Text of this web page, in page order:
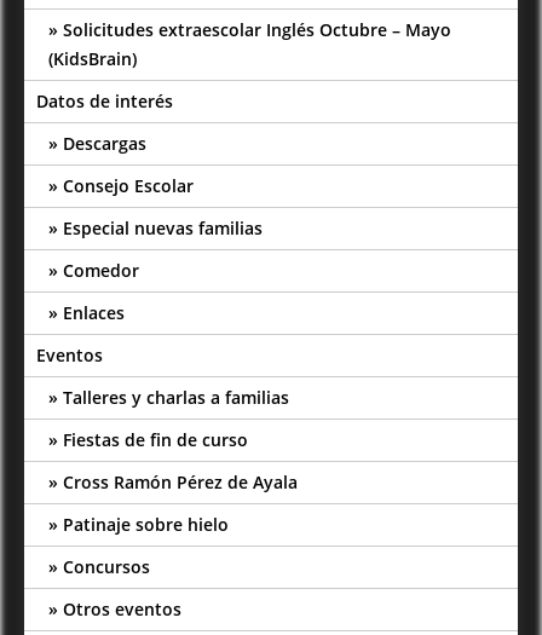
Solicitudes extraescolar Inglés Octubre – Mayo
(KidsBrain)
Datos de interés
Descargas
Consejo Escolar
Especial nuevas familias
Comedor
Enlaces
Eventos
Talleres y charlas a familias
Fiestas de fin de curso
Cross Ramón Pérez de Ayala
Patinaje sobre hielo
Concursos
Otros eventos